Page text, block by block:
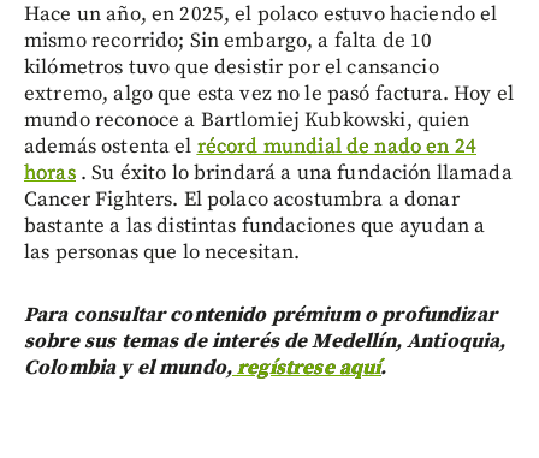
Hace un año, en 2025, el polaco estuvo haciendo el
mismo recorrido; Sin embargo, a falta de 10
kilómetros tuvo que desistir por el cansancio
extremo, algo que esta vez no le pasó factura. Hoy el
mundo reconoce a Bartlomiej Kubkowski, quien
además ostenta elrécord mundial de nado en 24
horas. Su éxito lo brindará a una fundación llamada
Cancer Fighters. El polaco acostumbra a donar
bastante a las distintas fundaciones que ayudan a
las personas que lo necesitan.
Para consultar contenido prémium o profundizar
sobre sus temas de interés de Medellín, Antioquia,
Colombia y el mundo,regístrese aquí.